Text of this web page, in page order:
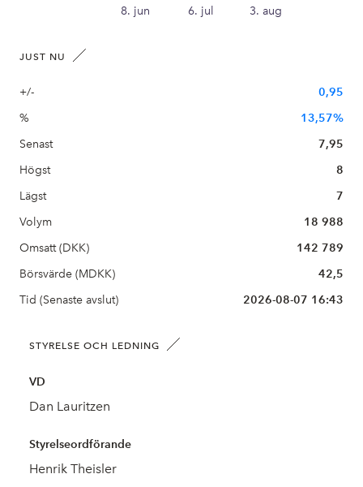
8. jun 6. jul 3. aug
JUST NU
+/-
0,95
%
13,57%
Senast
7,95
Högst
8
Lägst
7
Volym
18 988
Omsatt (DKK)
142 789
Börsvärde (MDKK)
42,5
Tid (Senaste avslut)
2026-08-07 16:43
STYRELSE OCH LEDNING
VD
Dan Lauritzen
Styrelseordförande
Henrik Theisler